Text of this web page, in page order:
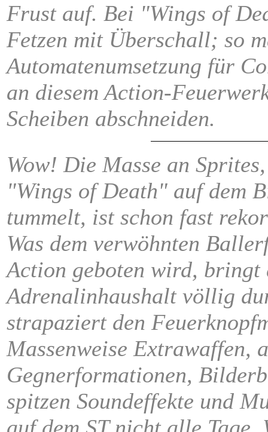
Frust auf. Bei "Wings of
Fetzen mit Überschall; so
Automatenumsetzung für
an diesem Action-
Scheiben abschneiden.
Wow! Die Masse an
"Wings of Death" auf dem
tummelt, ist schon fast
Was dem verwöhnten
Action geboten wird, bringt
Adrenalinhaushalt völlig
strapaziert den
Massenweise Extrawaffen,
Gegnerformationen,
spitzen Soundeffekte und